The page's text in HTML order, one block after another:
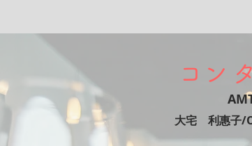
コン
大宅 利惠子/